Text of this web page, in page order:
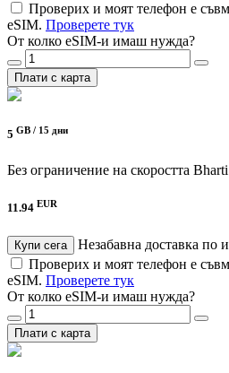
Проверих и моят телефон е
eSIM. Проверете тук
От колко eSIM-и имаш нужда?
Плати с карта
5 GB / 15 дни
Без ограничение на скоростта
11.94 EUR
Купи сега
Незабавна доставка по
Проверих и моят телефон е
eSIM. Проверете тук
От колко eSIM-и имаш нужда?
Плати с карта